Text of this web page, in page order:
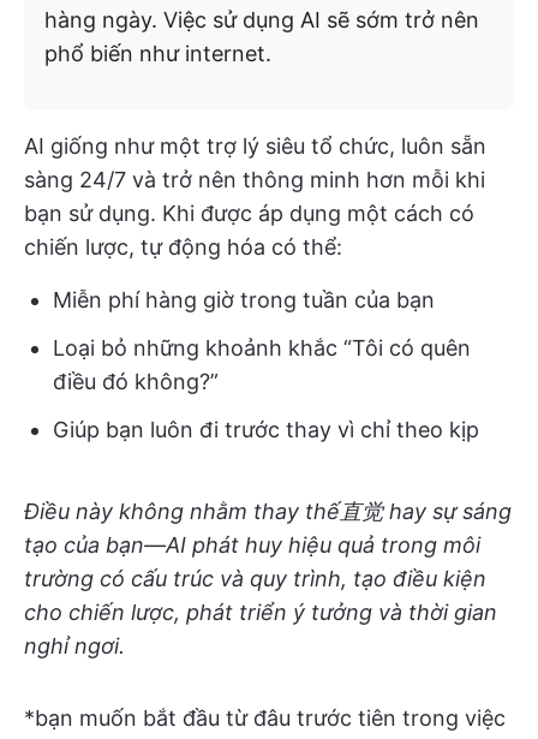
hàng ngày. Việc sử dụng AI sẽ sớm trở nên
phổ biến như internet.
AI giống như một trợ lý siêu tổ chức, luôn sẵn
sàng 24/7 và trở nên thông minh hơn mỗi khi
bạn sử dụng. Khi được áp dụng một cách có
chiến lược, tự động hóa có thể:
Miễn phí hàng giờ trong tuần của bạn
Loại bỏ những khoảnh khắc “Tôi có quên
điều đó không?”
Giúp bạn luôn đi trước thay vì chỉ theo kịp
Điều này không nhằm thay thế直觉 hay sự sáng
tạo của bạn—AI phát huy hiệu quả trong môi
trường có cấu trúc và quy trình, tạo điều kiện
cho chiến lược, phát triển ý tưởng và thời gian
nghỉ ngơi.
*bạn muốn bắt đầu từ đâu trước tiên trong việc